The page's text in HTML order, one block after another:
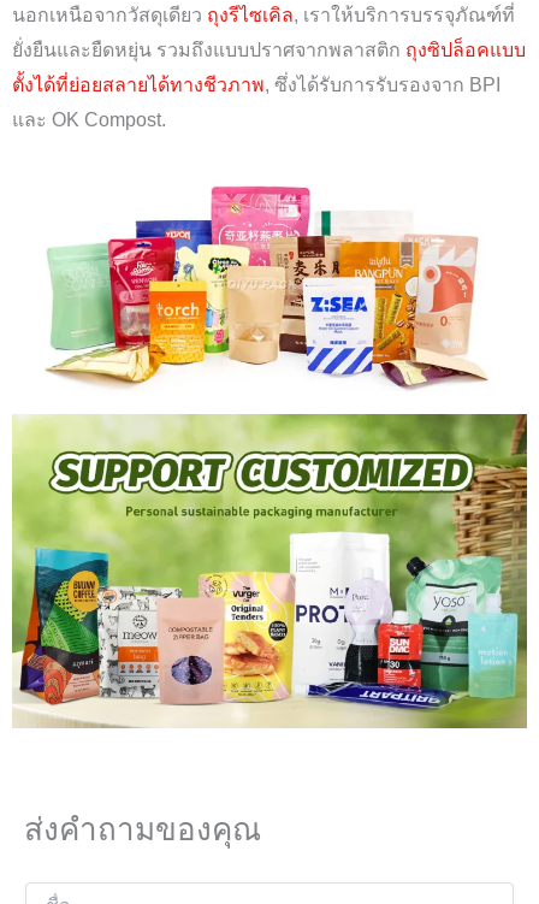
นอกเหนือจากวัสดุเดียว ถุงรีไซเคิล, เราให้บริการบรรจุภัณฑ์ที่
ยั่งยืนและยืดหยุ่น รวมถึงแบบปราศจากพลาสติก ถุงซิปล็อคแบบ
ตั้งได้ที่ย่อยสลายได้ทางชีวภาพ, ซึ่งได้รับการรับรองจาก BPI
และ OK Compost.
ส่งคำถามของคุณ